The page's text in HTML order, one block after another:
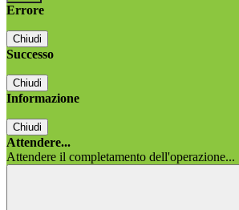
Errore
Chiudi
Successo
Chiudi
Informazione
Chiudi
Attendere...
Attendere il completamento dell'operazione...